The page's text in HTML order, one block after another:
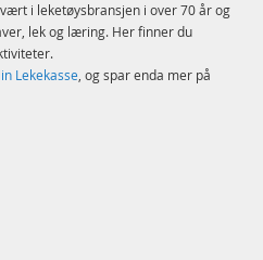
i leketøysbransjen i over 70 år og
lek og læring. Her finner du
Lekekasse, og spar enda mer på